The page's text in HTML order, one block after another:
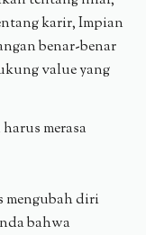
karir, Impian
benar-benar
value yang
merasa
mengubah diri
bahwa